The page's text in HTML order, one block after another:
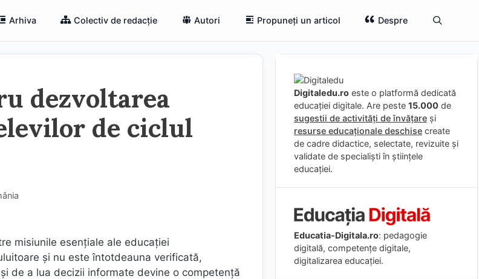
Arhiva Colectiv de redacție Autori Propuneți un articol Despre
dezvoltarea
de ciclul
misiunile esențiale ale educației
și nu este întotdeauna verificată,
de a lua decizii informate devine o competență
Digitaledu.ro este o platformă dedicată
educației digitale. Are peste 15.000 de
sugestii de activități de învățare și
resurse educaționale deschise create
de cadre didactice, selectate, revizuite și
validate de specialiști în științele
educației.
Educatia-Digitala.ro: pedagogie
digitală, competențe digitale,
digitalizarea educației.